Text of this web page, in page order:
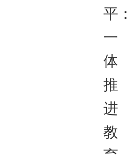
平：
一
体
推
进
教